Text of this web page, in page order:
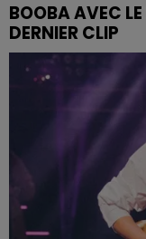
BOOBA AVEC
DERNIER CLIP